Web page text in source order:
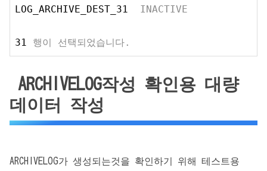
LOG_ARCHIVE_DEST_31
INACTIVE
31 행이 선택되었습니다.
ARCHIVELOG작성 확인용 대량
데이터 작성
ARCHIVELOG가 생성되는것을 확인하기 위해 테스트용